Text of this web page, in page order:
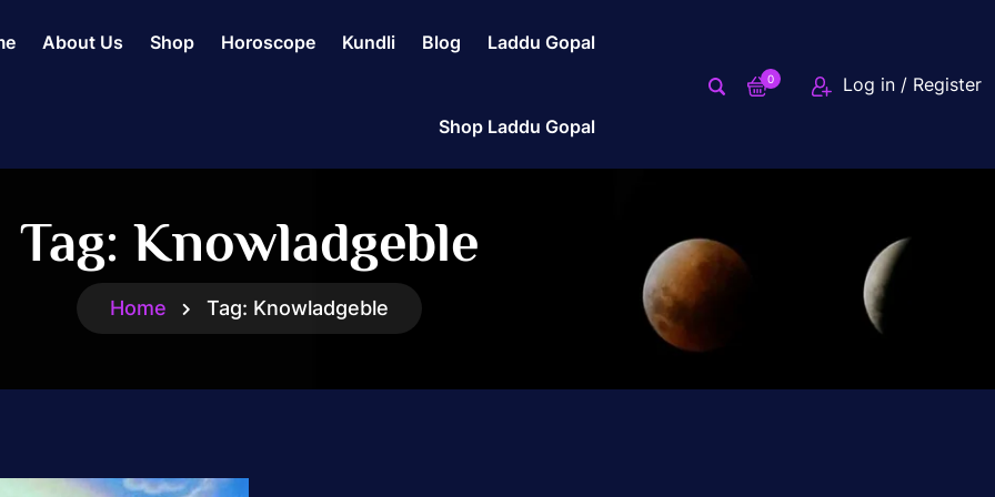
About Us Shop Horoscope Kundli Blog Laddu Gopal
Shop Laddu Gopal
0 Log in / Register
Tag: Knowladgeble
Home Tag: Knowladgeble